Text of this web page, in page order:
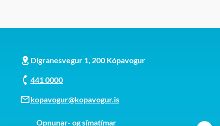
Digranesvegur 1, 200 Kópavogur
441 0000
kopavogur@kopavogur.is
Opnunar- og símatímar